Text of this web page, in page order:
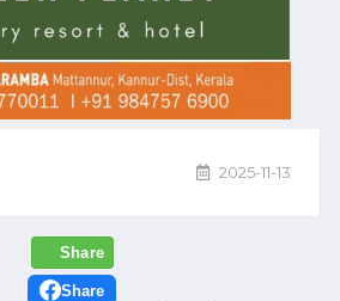
2025-11-13
Share
Share